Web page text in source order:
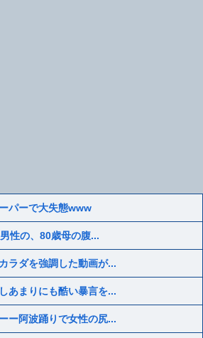
パーで大失態www
性の、80歳母の腹...
ラダを強調した動画が...
あまりにも酷い暴言を...
ー阿波踊りで女性の尻...